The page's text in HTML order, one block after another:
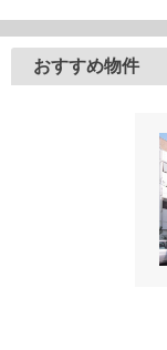
おすすめ物件